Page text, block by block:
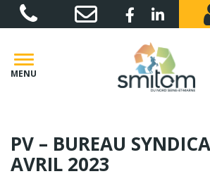
Gestion des traceurs
Lien vers leLien vers
MENU
PV – BUREAU
AVRIL 2023